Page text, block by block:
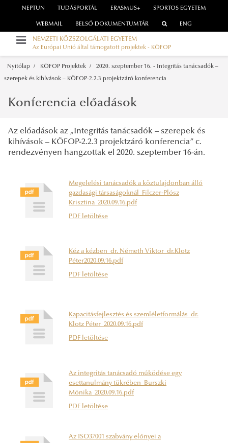
WEBMAIL
NEPTUN TUDÁSPORTÁL ERASMUS+ SPORTOS EGYETEM
BELSŐ DOKUMENTUMTÁR ENG
NEMZETI KÖZSZOLGÁLATI EGYETEM
Az Európai Unió által támogatott projektek - KÖFOP
Nyitólap KÖFOP Projektek 2020. szeptember 16. - Integritás tanácsadók –
szerepek és kihívások – KÖFOP-2.2.3 projektzáró konferencia
Konferencia előadások
Az előadások az „Integritás tanácsadók – szerepek és
kihívások – KÖFOP-2.2.3 projektzáró konferencia” c.
rendezvényen hangzottak el 2020. szeptember 16-án.
Megelelési tanácsadók a köztulajdonban álló
gazdasági társaságoknál_Filczer-Plósz
Krisztina_2020.09.16.pdf
PDF letöltése
Kéz a kézben_dr. Németh Viktor_dr.Klotz
Péter2020.09.16.pdf
PDF letöltése
Kapacitásfejlesztés és szemléletformálás_dr.
Klotz Péter_2020.09.16.pdf
PDF letöltése
Az integritás tanácsadó működése egy
esettanulmány tükrében_Burszki
Mónika_2020.09.16.pdf
PDF letöltése
Az ISO37001 szabvány előnyei a